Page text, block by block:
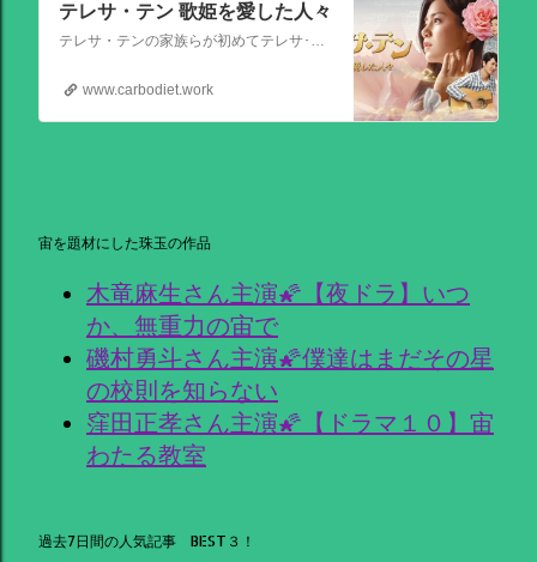
テレサ・テン 歌姫を愛した人々
テレサ・テンの家族らが初めてテレサ･テンの伝記的物語の撮影を許可した作品。テレサ・テンの伝説的な人生を誕生から描く。彼女がいかにして歌の道に踏み出し、いかにして一代の女王となったか、そしてその過程でいかにして苦悩と困難を乗り越えたか、その物語が披露される。
www.carbodiet.work
宙を題材にした珠玉の作品
木竜麻生さん主演🌠【夜ドラ】いつ
か、無重力の宙で
磯村勇斗さん主演🌠僕達はまだその星
の校則を知らない
窪田正孝さん主演🌠【ドラマ１０】宙
わたる教室
過去7日間の人気記事 BEST３！